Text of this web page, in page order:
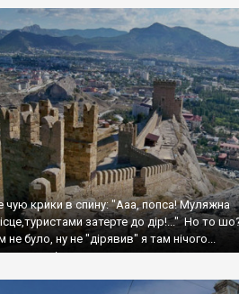
чую крики в спину: "Ааа, попса! Муляжна
затерте до дір!..." Но то
не було, ну не "дірявив" я там нічого...
цього літа.